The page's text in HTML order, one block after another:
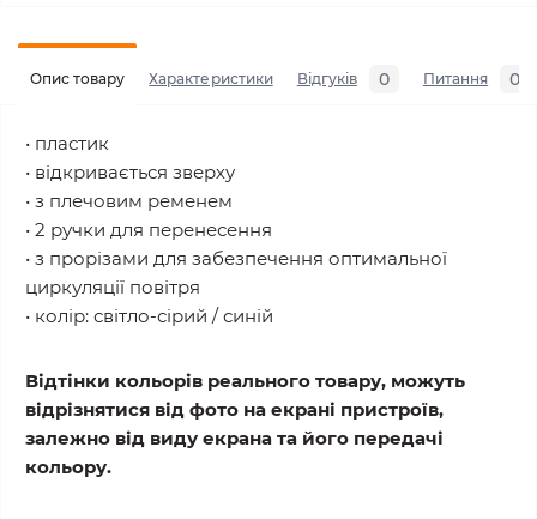
Опис товару Характеристики Відгуків 0 Питання 0
• пластик
• відкривається зверху
• з плечовим ременем
• 2 ручки для перенесення
• з прорізами для забезпечення оптимальної
циркуляції повітря
• колір: світло-сірий / синій
Відтінки кольорів реального товару, можуть
відрізнятися від фото на екрані пристроїв,
залежно від виду екрана та його передачі
кольору.